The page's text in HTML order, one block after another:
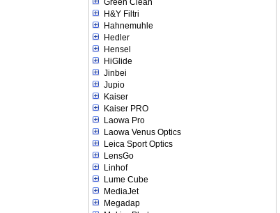
Green Clean
H&Y Filtri
Hahnemuhle
Hedler
Hensel
HiGlide
Jinbei
Jupio
Kaiser
Kaiser PRO
Laowa Pro
Laowa Venus Optics
Leica Sport Optics
LensGo
Linhof
Lume Cube
MediaJet
Megadap